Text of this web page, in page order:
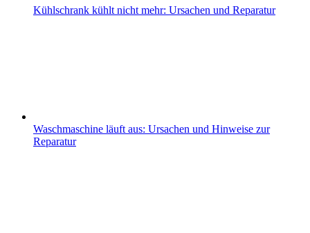
Kühlschrank kühlt nicht mehr: Ursachen und Reparatur
Waschmaschine läuft aus: Ursachen und Hinweise zur
Reparatur